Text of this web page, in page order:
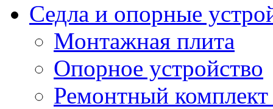
Седла и опорные
Монтажная плита
Опорное устройство
Ремонтный комплект